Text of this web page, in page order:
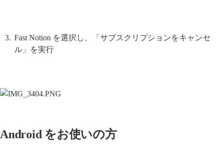
Fast Notion を選択し、「サブスクリプションをキャンセ
ル」を実行
Android をお使いの方